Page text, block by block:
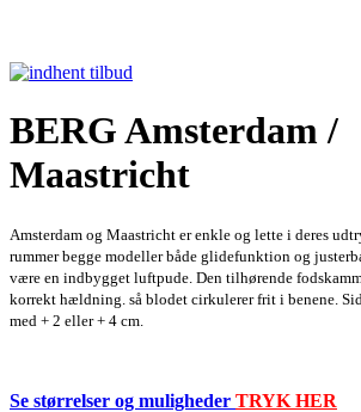
BERG Amsterdam /
Maastricht
Amsterdam og Maastricht er enkle og lette i deres
rummer begge modeller både glidefunktion og
være en indbygget luftpude. Den tilhørende
korrekt hældning. så blodet cirkulerer frit i benene.
med + 2 eller + 4 cm.
Se størrelser og muligheder TRYK HER